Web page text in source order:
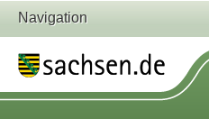
Navigation